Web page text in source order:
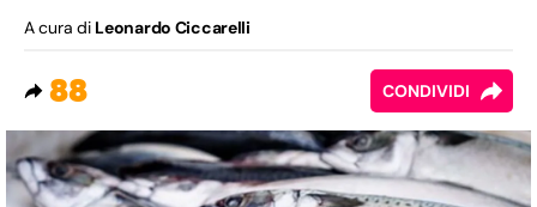
A cura di Leonardo Ciccarelli
88 CONDIVIDI